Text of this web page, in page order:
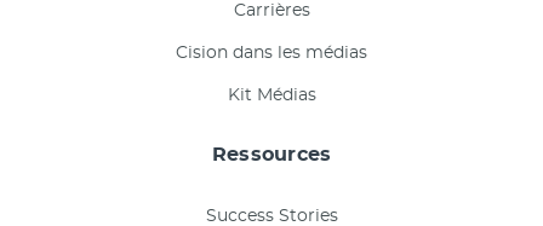
Carrières
Cision dans les médias
Kit Médias
Ressources
Success Stories